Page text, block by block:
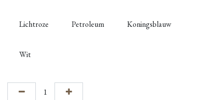
Lichtroze Petroleum Koningsblauw
Wit